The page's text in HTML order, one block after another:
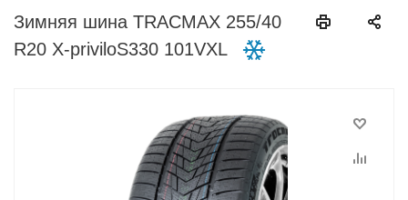
Зимняя шина TRACMAX 255/40
R20 X-priviloS330 101VXL